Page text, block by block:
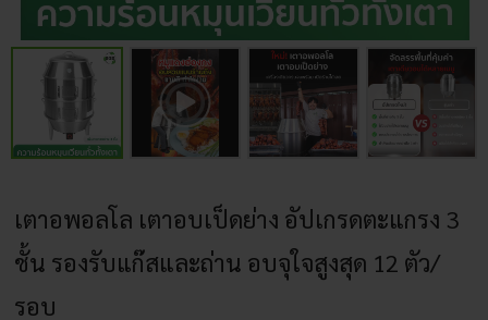
เตาอพอลโล เตาอบเป็ดย่าง อัปเกรดตะแกรง 3
ชั้น รองรับแก๊สและถ่าน อบจุใจสูงสุด 12 ตัว/
รอบ